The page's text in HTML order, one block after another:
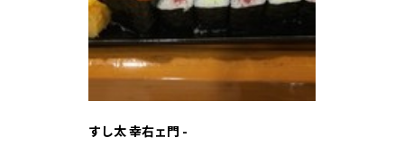
すし太 幸右ェ門 -